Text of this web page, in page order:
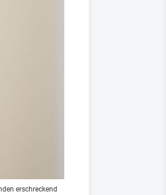
erschreckend